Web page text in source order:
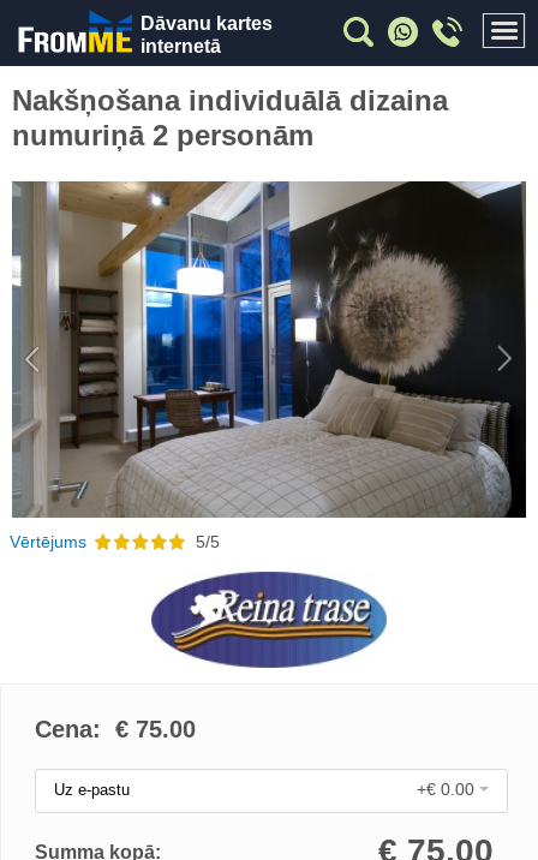
Dāvanu kartes
internetā
Nakšņošana individuālā dizaina
numuriņā 2 personām
Previous
Vērtējums 5/5
Cena: € 75.00
Uz e-pastu +€ 0.00
Summa kopā: € 75.00